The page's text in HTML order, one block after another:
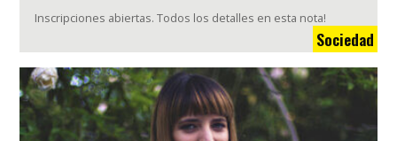
Inscripciones abiertas. Todos los detalles en esta nota!
Sociedad